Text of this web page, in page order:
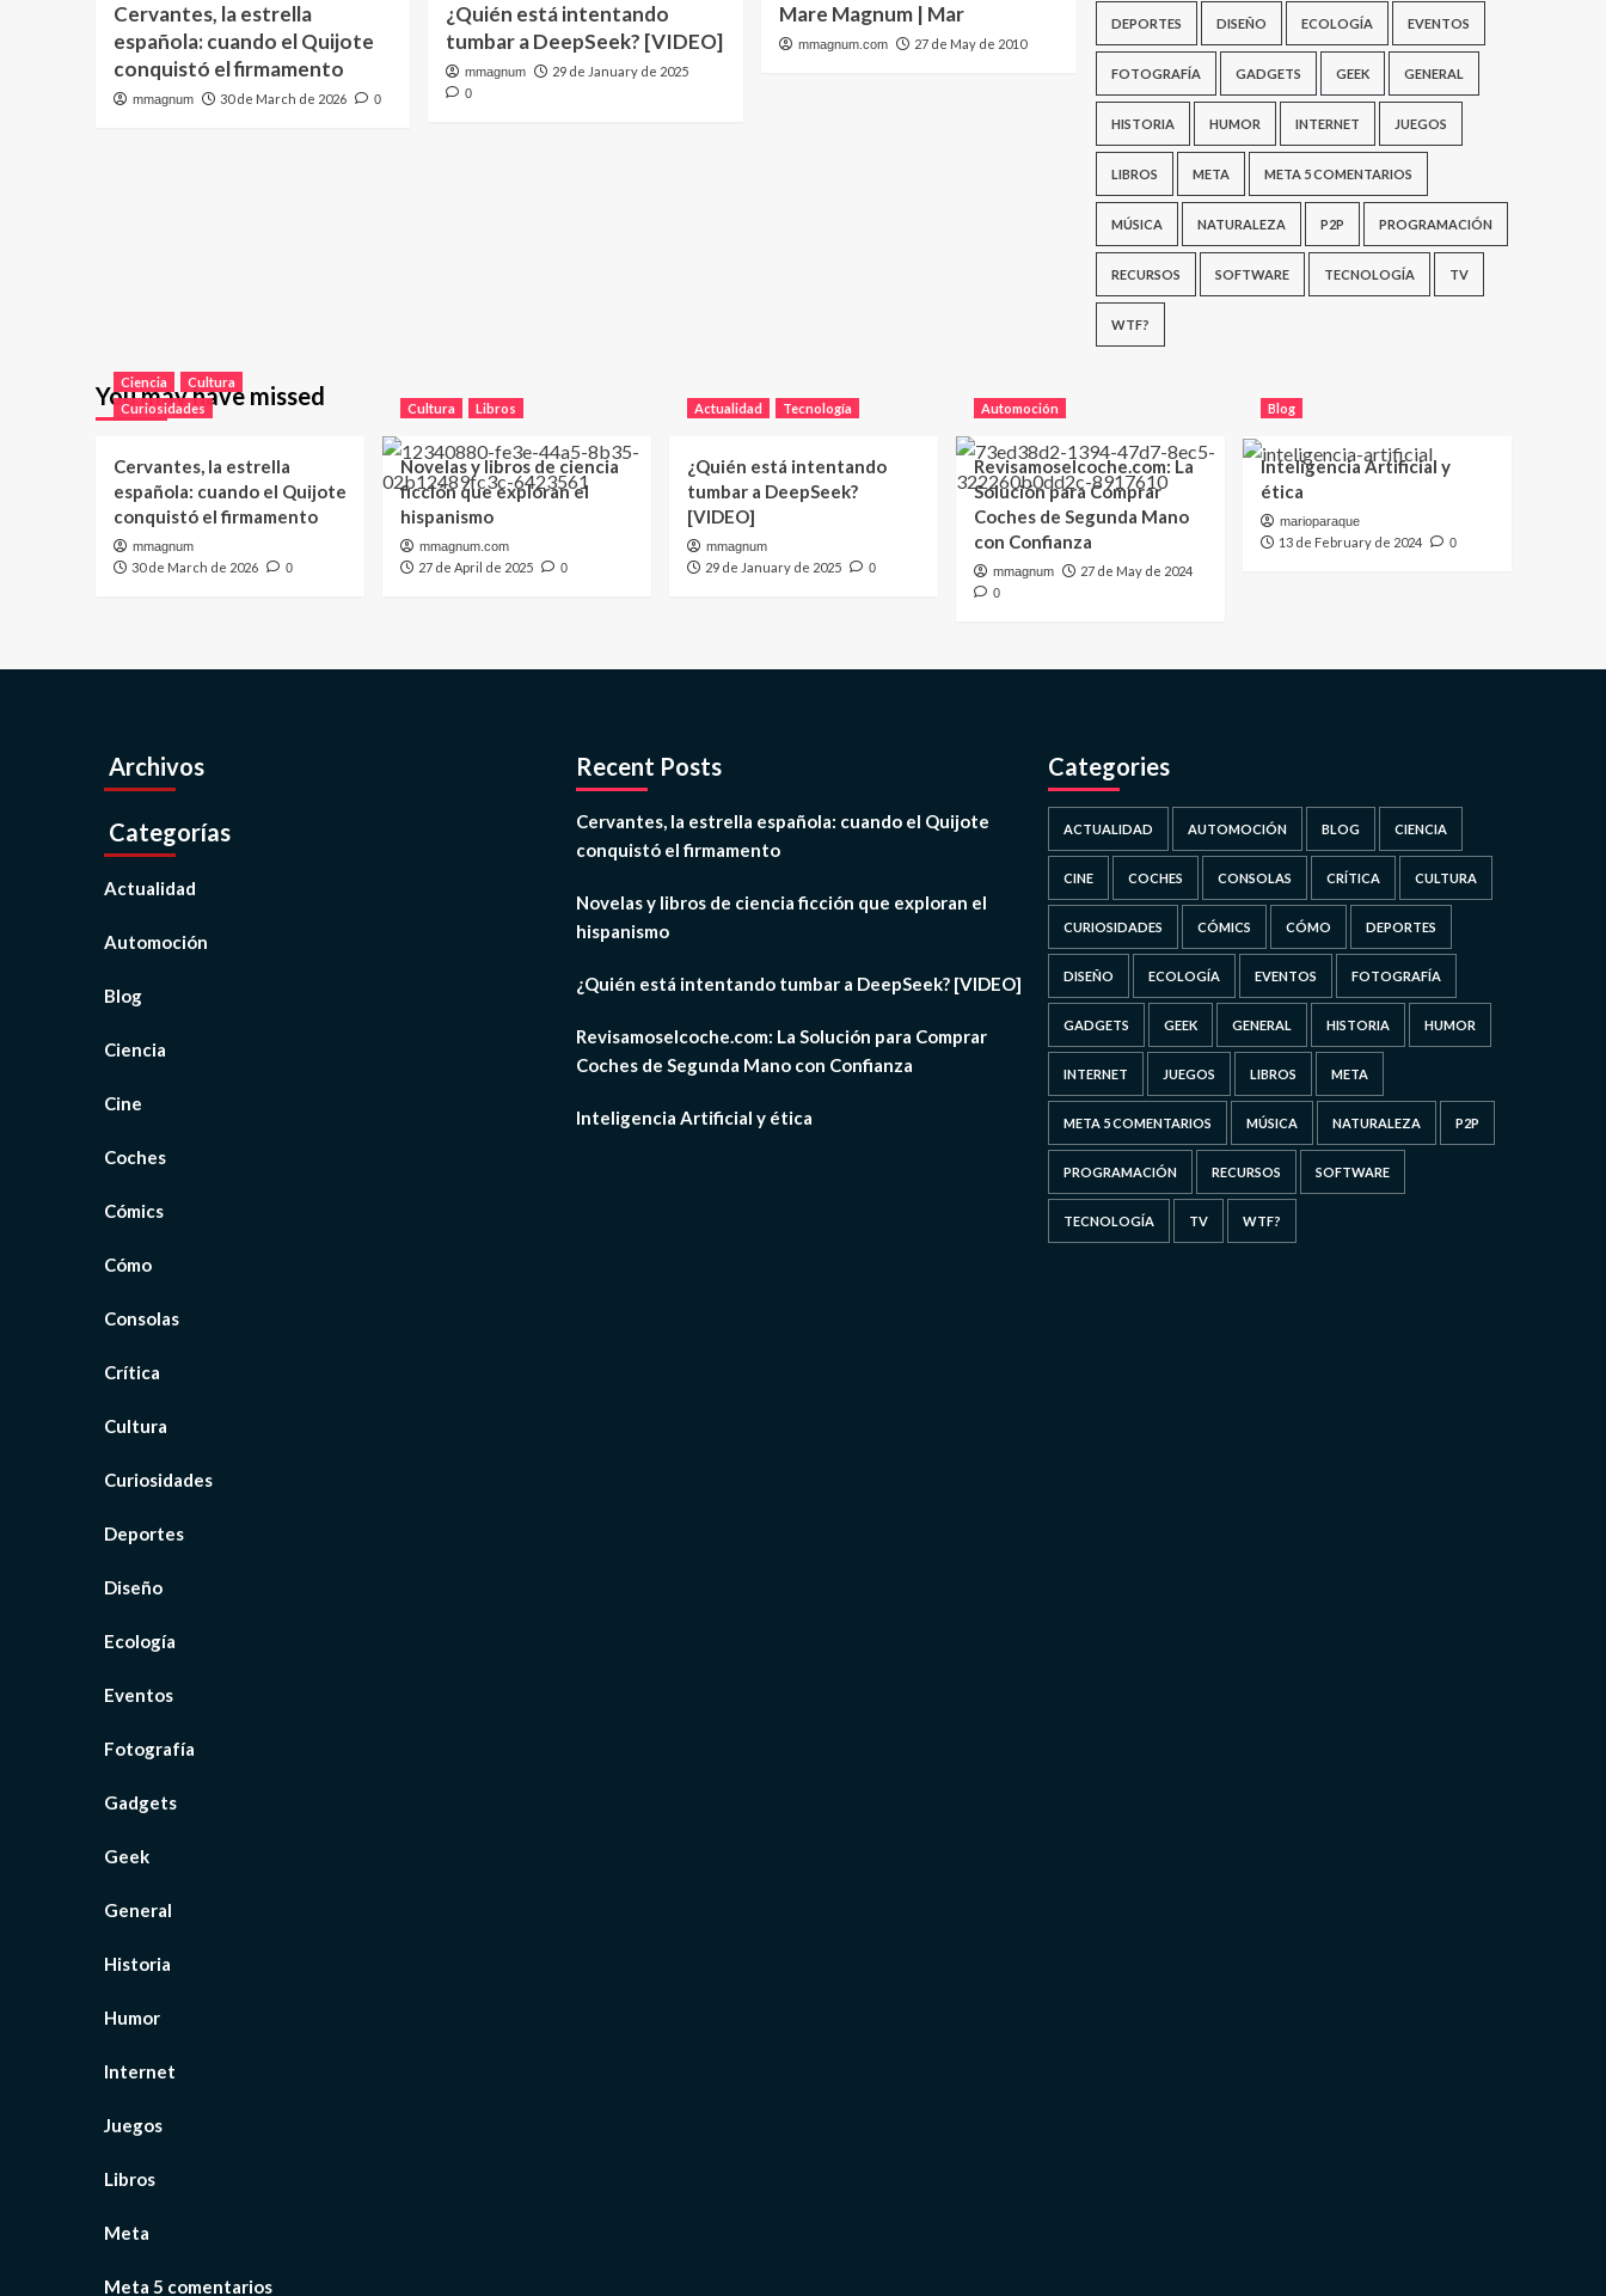
Cervantes, la estrella
española: cuando el Quijote
conquistó el firmamento
mmagnum 30 de March de 2026 0
¿Quién está intentando
tumbar a DeepSeek? [VIDEO]
mmagnum 29 de January de 2025
0
Mare Magnum | Mar
mmagnum.com 27 de May de 2010
DEPORTES DISEÑO ECOLOGÍA EVENTOS
FOTOGRAFÍA GADGETS GEEK GENERAL
HISTORIA HUMOR INTERNET JUEGOS
LIBROS META META 5 COMENTARIOS
MÚSICA NATURALEZA P2P PROGRAMACIÓN
RECURSOS SOFTWARE TECNOLOGÍA TV
WTF?
You may have missed
Ciencia
Cultura
Curiosidades
Cervantes, la estrella
española: cuando el Quijote
conquistó el firmamento
mmagnum
30 de March de 2026 0
Cultura Libros
Novelas y libros de ciencia
ficción que exploran el
hispanismo
mmagnum.com
27 de April de 2025 0
Actualidad Tecnología
¿Quién está intentando
tumbar a DeepSeek?
[VIDEO]
mmagnum
29 de January de 2025 0
Automoción
Revisamoselcoche.com: La
Solución para Comprar
Coches de Segunda Mano
con Confianza
mmagnum 27 de May de 2024
0
Blog
Inteligencia Artificial y
ética
marioparaque
13 de February de 2024 0
Archivos
Categorías
Actualidad
Automoción
Blog
Ciencia
Cine
Coches
Cómics
Cómo
Consolas
Crítica
Cultura
Curiosidades
Deportes
Diseño
Ecología
Eventos
Fotografía
Gadgets
Geek
General
Historia
Humor
Internet
Juegos
Libros
Meta
Meta 5 comentarios
Recent Posts
Cervantes, la estrella española: cuando el Quijote
conquistó el firmamento
Novelas y libros de ciencia ficción que exploran el
hispanismo
¿Quién está intentando tumbar a DeepSeek? [VIDEO]
Revisamoselcoche.com: La Solución para Comprar
Coches de Segunda Mano con Confianza
Inteligencia Artificial y ética
Categories
ACTUALIDAD AUTOMOCIÓN BLOG CIENCIA
CINE COCHES CONSOLAS CRÍTICA CULTURA
CURIOSIDADES CÓMICS CÓMO DEPORTES
DISEÑO ECOLOGÍA EVENTOS FOTOGRAFÍA
GADGETS GEEK GENERAL HISTORIA HUMOR
INTERNET JUEGOS LIBROS META
META 5 COMENTARIOS MÚSICA NATURALEZA P2P
PROGRAMACIÓN RECURSOS SOFTWARE
TECNOLOGÍA TV WTF?